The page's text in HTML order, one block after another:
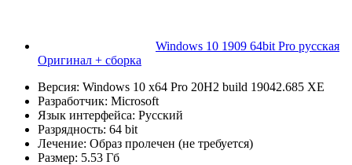
Windows 10 1909 64bit Pro русская
Оригинал + сборка
Версия: Windows 10 x64 Pro 20H2 build 19042.685 XE
Разработчик: Microsoft
Язык интерфейса: Русский
Разрядность: 64 bit
Лечение: Образ пролечен (не требуется)
Размер: 5.53 Гб